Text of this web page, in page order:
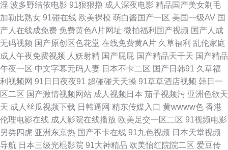
少妇另类欧美 色偷拍网 午夜av网址 香蕉视频在线播放 国产精品精品久久 九
一传媒网站 免费尤物在线成人 欧美综合色图91 婷婷日本色 亚洲性影院 91红
杏 www欧美91 成人快播网 国产精品福利区 久久狠狠爱 青娱91日韩人妻 深
夜影院a 午夜剧场A片 在线看91网站 91n女处 91密桃美女下载 操操人人 国
产亚洲日本 麻豆传媒18 日本成人不卡 少妇性爱av片 91九色蝌蚪熟女 aV映
画网 超碰在线探花91 福利社老司机91 国产足交网站 久久草福利在线 欧美日
淫 波多野结依电影 91狠狠撸 成人深夜电影 精品国产美女剃毛
加勒比熟女 91碰在线 欧美裸模 萌白酱国产一区 美国一级AV 国
产人在线成免费 免费黄色A片网址 微拍福利国产视频 国产人成
无码视频 国产原创区色花堂 在线免费黄A片 久草福利 乱伦家庭
成人午夜免费视频 人妖射精 国产屁屁 国产精品天干天 国产精品
午夜一区 中文字幕无码人妻 日本不卡二区 国产日韩91 久草福
利视频网 91日日夜夜91 超碰碰天天操 91草草酒店视频 韩日一
区二区 国产激情视频网站 成人视频日本 茄子视频污 亚洲色欲天
天 成人丝瓜视频下载 日韩逼网 精东传媒入口 黄wwww色 香港
伦理电影在线 成人影院在线播放 欧美足交一区二区 91视频电影
另类四虎 亚洲东京热 国产不卡在线 91九色视频 日本天堂视频
导航 日本三级光棍影院 91大神精品 欧美怡红院院二区 爱豆传